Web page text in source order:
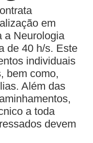
BUSCAR
em
a Neurologia
de 40 h/s. Este
individuais
bem como,
Além das
a toda
devem